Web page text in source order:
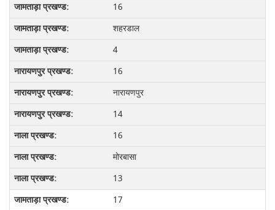
16
शहरडाल
4
16
नारायणपुर
14
16
मोरबासा
13
17